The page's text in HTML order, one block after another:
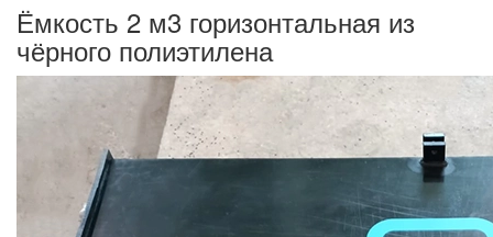
Ёмкость 2 м3 горизонтальная из
чёрного полиэтилена